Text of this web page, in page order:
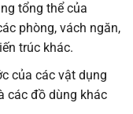
tổng thể của
phòng, vách ngăn,
trúc khác.
của các vật dụng
các đồ dùng khác